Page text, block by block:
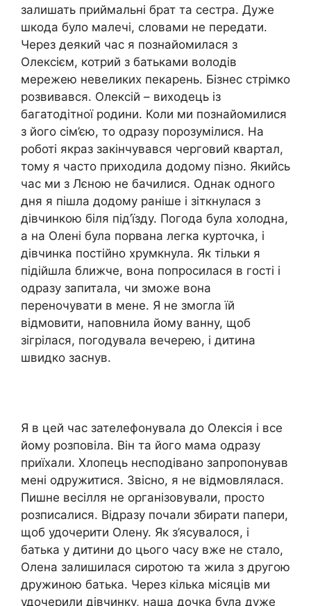
залишать приймальні брат та сестра. Дуже
шкода було малечі, словами не передати.
Через деякий час я познайомилася з
Олексієм, котрий з батьками володів
мережею невеликих пекарень. Бізнес стрімко
розвивався. Олексій – виходець із
багатодітної родини. Коли ми познайомилися
з його сім’єю, то одразу порозумілися. На
роботі якраз закінчувався черговий квартал,
тому я часто приходила додому пізно. Якийсь
час ми з Лєною не бачилися. Однак одного
дня я пішла додому раніше і зіткнулася з
дівчинкою біля під’їзду. Погода була холодна,
а на Олені була порвана легка курточка, і
дівчинка постійно хрумкнула. Як тільки я
підійшла ближче, вона попросилася в гості і
одразу запитала, чи зможе вона
переночувати в мене. Я не змогла їй
відмовити, наповнила йому ванну, щоб
зігрілася, погодувала вечерею, і дитина
швидко заснув.
Я в цей час зателефонувала до Олексія і все
йому розповіла. Він та його мама одразу
приїхали. Хлопець несподівано запропонував
мені одружитися. Звісно, я не відмовлялася.
Пишне весілля не організовували, просто
розписалися. Відразу почали збирати папери,
щоб удочерити Олену. Як з’ясувалося, і
батька у дитини до цього часу вже не стало,
Олена залишилася сиротою та жила з другою
дружиною батька. Через кілька місяців ми
удочерили дівчинку, наша дочка була дуже